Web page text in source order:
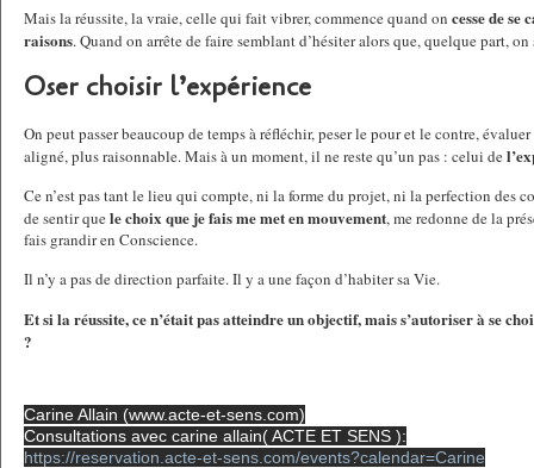
Mais la réussite, la vraie, celle qui fait vibrer, commence quand on cesse de se
raisons. Quand on arrête de faire semblant d’hésiter alors que, quelque part,
Oser choisir l’expérience
On peut passer beaucoup de temps à réfléchir, peser le pour et le contre,
aligné, plus raisonnable. Mais à un moment, il ne reste qu’un pas : celui de
Ce n’est pas tant le lieu qui compte, ni la forme du projet, ni la perfection des
de sentir quele choix que je fais me met en mouvement, me redonne de la
fais grandir en Conscience.
Il n’y a pas de direction parfaite. Il y a une façon d’habiter sa Vie.
Et si la réussite, ce n’était pas atteindre un objectif, mais s’autoriser à se
?
Carine Allain (www.acte-et-sens.com)
Consultations avec carine allain( ACTE ET SENS ):
https://reservation.acte-et-sens.com/events?calendar=Carine